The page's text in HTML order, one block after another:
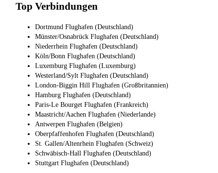
Top Verbindungen
Dortmund Flughafen (Deutschland)
Münster/Osnabrück Flughafen (Deutschland)
Niederrhein Flughafen (Deutschland)
Köln/Bonn Flughafen (Deutschland)
Luxemburg Flughafen (Luxemburg)
Westerland/Sylt Flughafen (Deutschland)
London-Biggin Hill Flughafen (Großbritannien)
Hamburg Flughafen (Deutschland)
Paris-Le Bourget Flughafen (Frankreich)
Maastricht/Aachen Flughafen (Niederlande)
Antwerpen Flughafen (Belgien)
Oberpfaffenhofen Flughafen (Deutschland)
St. Gallen/Altenrhein Flughafen (Schweiz)
Schwäbisch-Hall Flughafen (Deutschland)
Stuttgart Flughafen (Deutschland)